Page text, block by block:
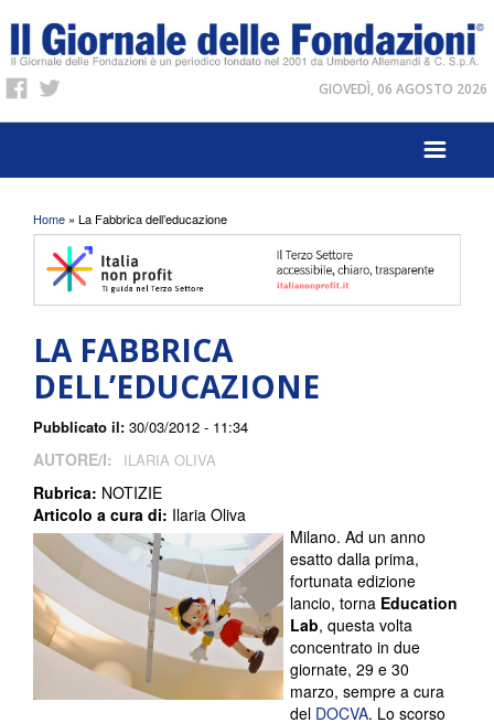
GIOVEDÌ, 06 AGOSTO 2026
Tu sei qui
Home » La Fabbrica dell’educazione
LA FABBRICA
DELL’EDUCAZIONE
Pubblicato il: 30/03/2012 - 11:34
AUTORE/I: ILARIA OLIVA
Rubrica: NOTIZIE
Articolo a cura di: Ilaria Oliva
Milano. Ad un anno
esatto dalla prima,
fortunata edizione
lancio, torna Education
Lab, questa volta
concentrato in due
giornate, 29 e 30
marzo, sempre a cura
del DOCVA. Lo scorso